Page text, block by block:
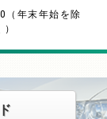
（年末年始を除
）